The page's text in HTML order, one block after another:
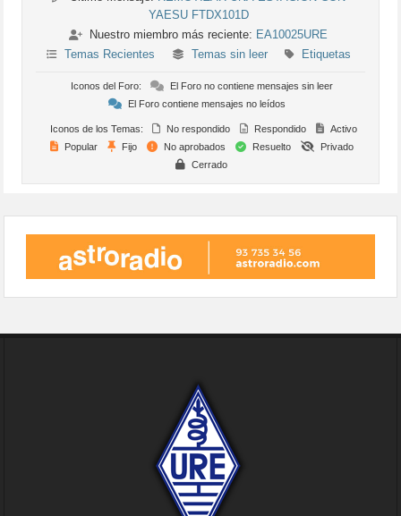
YAESU FTDX101D
Nuestro miembro más reciente: EA10025URE
Temas Recientes
Temas sin leer Etiquetas
Iconos del Foro:
El Foro no contiene mensajes sin leer
El Foro contiene mensajes no leídos
Iconos de los Temas: No respondido Respondido
Activo
Popular
Fijo No aprobados Resuelto
Privado
Cerrado